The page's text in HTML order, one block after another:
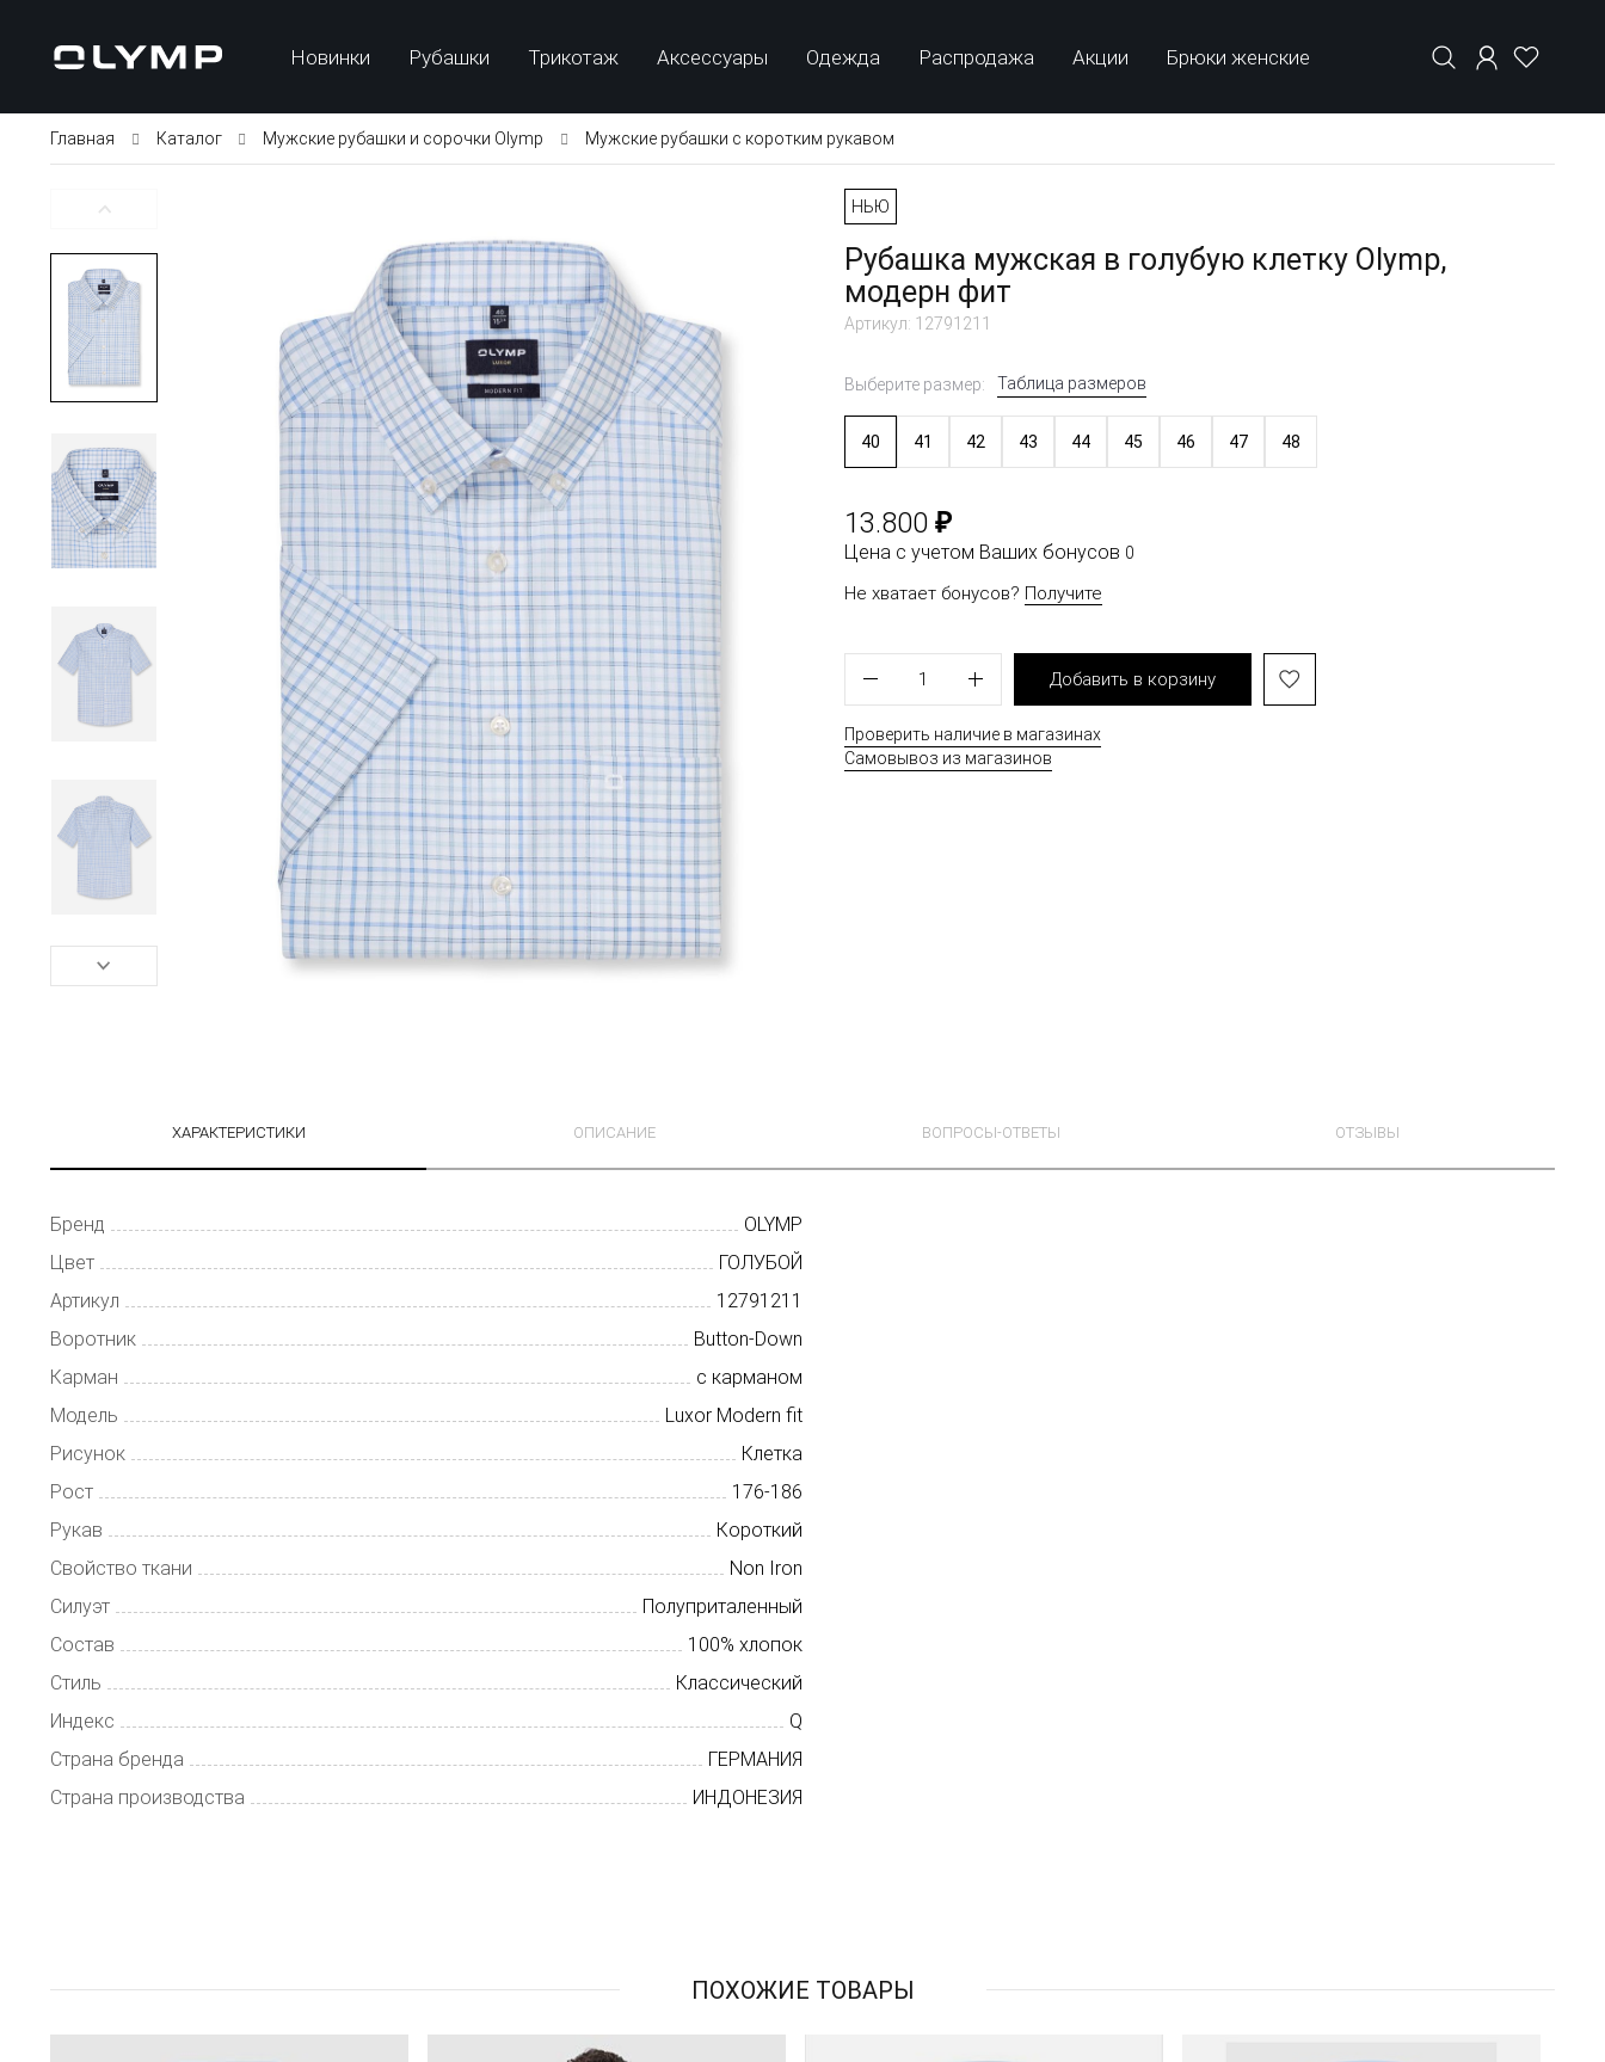
Новинки Рубашки Трикотаж Аксессуары Одежда Распродажа Акции Брюки женские
Главная Каталог Мужские рубашки и сорочки Olymp Мужские рубашки с коротким рукавом
НЬЮ
Рубашка мужская в голубую клетку Olymp,
модерн фит
Артикул: 12791211
Выберите размер: Таблица размеров
40 41 42 43 44 45 46 47 48
13.800 ₽
Цена с учетом Ваших бонусов 0
Не хватает бонусов? Получите
1 Добавить в корзину
Проверить наличие в магазинах
Самовывоз из магазинов
ХАРАКТЕРИСТИКИ ОПИСАНИЕ ВОПРОСЫ-ОТВЕТЫ ОТЗЫВЫ
Бренд
OLYMP
Цвет
ГОЛУБОЙ
Артикул
12791211
Воротник
Button-Down
Карман
с карманом
Модель
Luxor Modern fit
Рисунок
Клетка
Рост
176-186
Рукав
Короткий
Свойство ткани
Non Iron
Силуэт
Полуприталенный
Состав
100% хлопок
Стиль
Классический
Индекс
Q
Страна бренда
ГЕРМАНИЯ
Страна производства
ИНДОНЕЗИЯ
ПОХОЖИЕ ТОВАРЫ